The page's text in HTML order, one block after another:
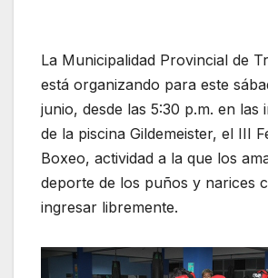
La Municipalidad Provincial de
está organizando para este
junio, desde las 5:30 p.m. en las
de la piscina Gildemeister, el III
Boxeo, actividad a la que los
deporte de los puños y narices
ingresar libremente.